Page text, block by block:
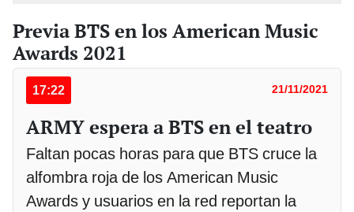
Previa BTS en los American Music
Awards 2021
17:22 21/11/2021
ARMY espera a BTS en el teatro
Faltan pocas horas para que BTS cruce la
alfombra roja de los American Music
Awards y usuarios en la red reportan la